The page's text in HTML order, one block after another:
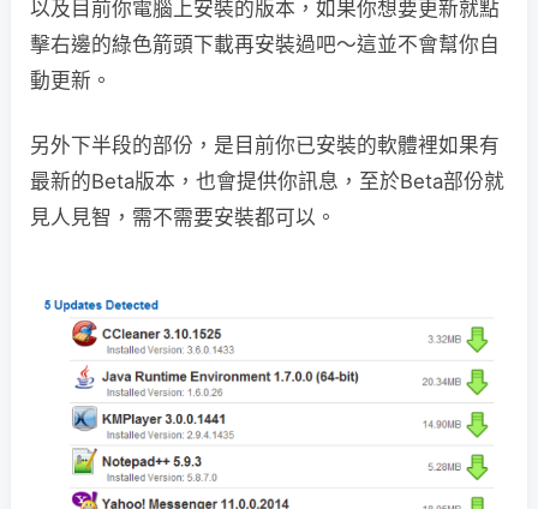
以及目前你電腦上安裝的版本，如果你想要更新就點
擊右邊的綠色箭頭下載再安裝過吧～這並不會幫你自
動更新。
另外下半段的部份，是目前你已安裝的軟體裡如果有
最新的Beta版本，也會提供你訊息，至於Beta部份就
見人見智，需不需要安裝都可以。